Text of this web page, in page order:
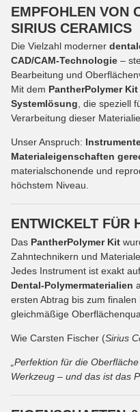
EMPFOHLEN VON
SIRIUS CERAMICS
Die Vielzahl moderner
CAD/CAM-Technologie –
Bearbeitung und
Mit dem PantherPolymer Kit
Systemlösung, die speziell
Verarbeitung dieser
Unser Anspruch:
Materialeigenschaften
materialschonende und
höchstem Niveau.
ENTWICKELT FÜR
Das PantherPolymer Kit
Zahntechnikern und
Jedes Instrument ist exakt
Dental-Polymermaterialien
ersten Abtrag bis zum
gleichmäßige
Wie Carsten Fischer (Sirius
„Perfektion für die
Werkzeug – und das ist das